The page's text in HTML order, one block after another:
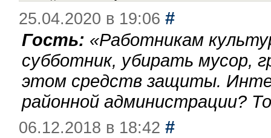
25.04.2020 в 19:06 #
Гость: «Работникам
субботник, убирать мусор,
этом средств защиты.
районной администрации?
06.12.2018 в 18:42 #